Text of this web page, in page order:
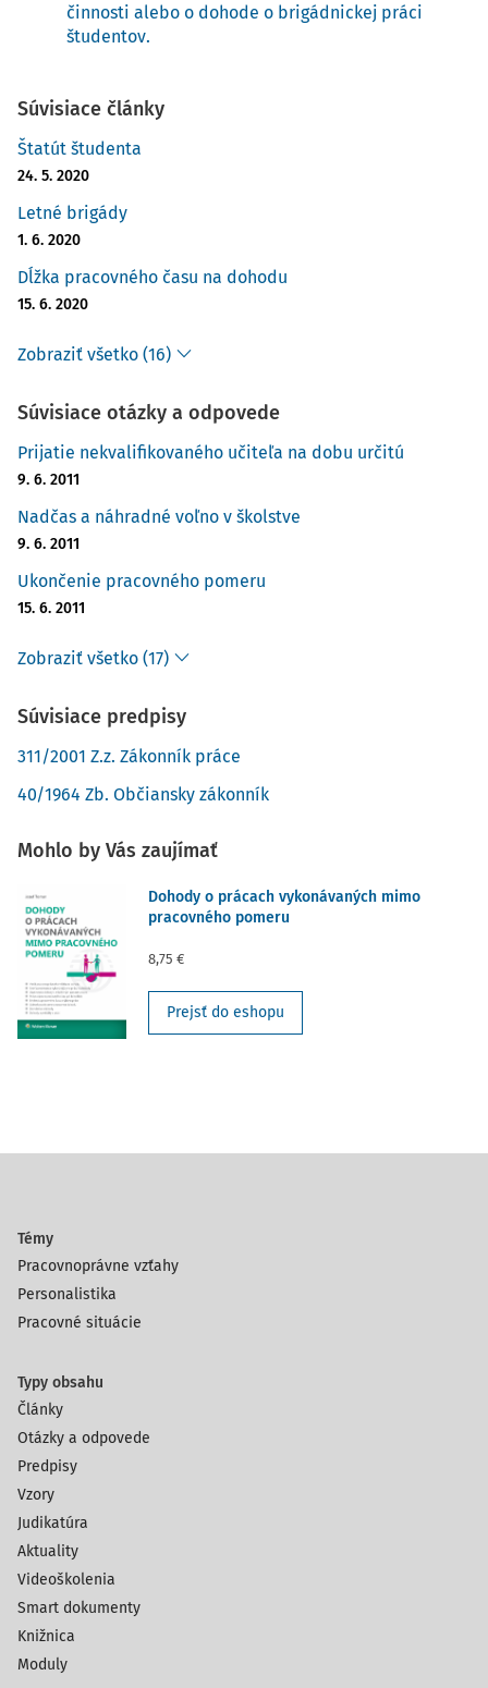
činnosti alebo o dohode o brigádnickej práci
študentov.
Súvisiace články
Štatút študenta
24. 5. 2020
Letné brigády
1. 6. 2020
Dĺžka pracovného času na dohodu
15. 6. 2020
Zobraziť všetko (16)
Súvisiace otázky a odpovede
Prijatie nekvalifikovaného učiteľa na dobu určitú
9. 6. 2011
Nadčas a náhradné voľno v školstve
9. 6. 2011
Ukončenie pracovného pomeru
15. 6. 2011
Zobraziť všetko (17)
Súvisiace predpisy
311/2001 Z.z. Zákonník práce
40/1964 Zb. Občiansky zákonník
Mohlo by Vás zaujímať
Dohody o prácach vykonávaných mimo
pracovného pomeru
8,75 €
Prejsť do eshopu
Témy
Pracovnoprávne vzťahy
Personalistika
Pracovné situácie
Typy obsahu
Články
Otázky a odpovede
Predpisy
Vzory
Judikatúra
Aktuality
Videoškolenia
Smart dokumenty
Knižnica
Moduly